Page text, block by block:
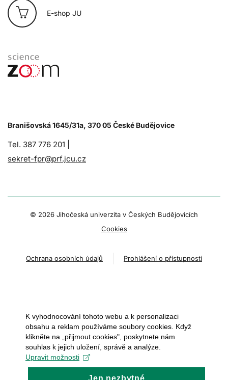
E-shop JU
Branišovská 1645/31a, 370 05 České Budějovice
Tel. 387 776 201 |
sekret-fpr@prf.jcu.cz
© 2026 Jihočeská univerzita v Českých Budějovicích
Cookies
Ochrana osobních údajů Prohlášení o přístupnosti
K vyhodnocování tohoto webu a k personalizaci
obsahu a reklam používáme soubory cookies. Když
klikněte na „přijmout cookies", poskytnete nám
souhlas k jejich uložení, správě a analýze.
Upravit možnosti
Jen nezbytné